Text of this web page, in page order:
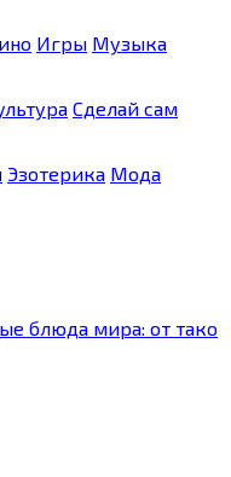
Игры Музыка
Сделай сам
Эзотерика Мода
блюда мира: от тако